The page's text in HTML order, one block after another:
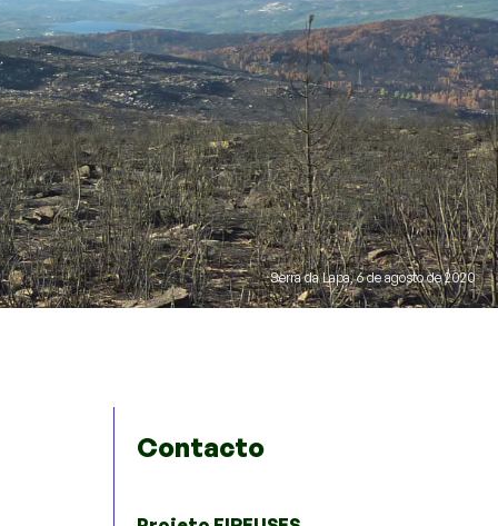
Serra da Lapa, 6 de agosto de 2020
Contacto